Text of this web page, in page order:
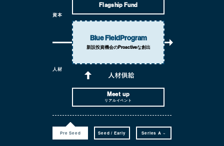
資本
人材
Flagship Fund
Blue FieldProgram
新設投資機会のProactiveな創出
Meet up
リアルイベント
Pre Seed Seed / Early Series A ~